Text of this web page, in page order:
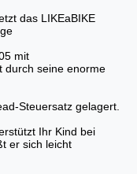
das LIKEaBIKE
mit
durch seine enorme
Steuersatz gelagert.
Ihr Kind bei
er sich leicht